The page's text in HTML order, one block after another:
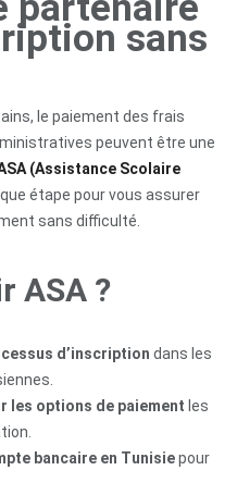
sans
le paiement des frais
peuvent être une
(Assistance Scolaire
étape pour vous assurer
sans difficulté.
ASA ?
d’inscription dans les
les options de paiement les
bancaire en Tunisiepour